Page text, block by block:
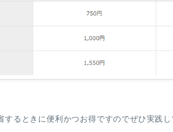
するときに便利かつお得ですのでぜひ実践し